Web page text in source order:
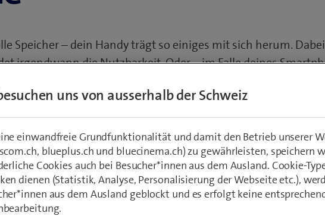
Speicher – dein Handy trägt so einiges mit sich herum.
irgendwann die Nutzbarkeit. Oder – im Falle deines
Reset!
uns von ausserhalb der Schweiz
einwandfreie Grundfunktionalität und damit den Betrieb unserer
blueplus.ch und bluecinema.ch) zu gewährleisten, speichern
Cookies auch bei Besucher*innen aus dem Ausland. Cookie-
dienen (Statistik, Analyse, Personalisierung der Webseite etc.),
aus dem Ausland geblockt und es erfolgt keine